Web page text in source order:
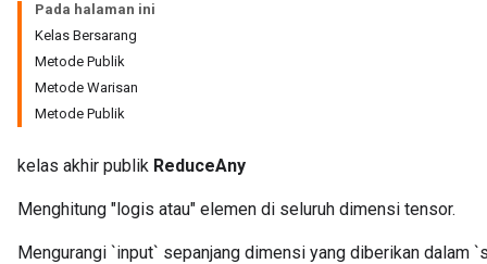
Pada halaman ini
Kelas Bersarang
Metode Publik
Metode Warisan
Metode Publik
kelas akhir publik ReduceAny
Menghitung "logis atau" elemen di seluruh dimensi tensor.
Mengurangi `input` sepanjang dimensi yang diberikan dalam